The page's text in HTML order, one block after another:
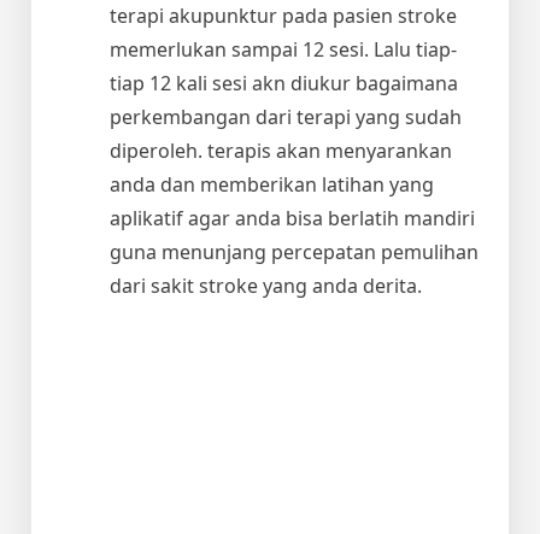
terapi akupunktur pada pasien stroke
memerlukan sampai 12 sesi. Lalu tiap-
tiap 12 kali sesi akn diukur bagaimana
perkembangan dari terapi yang sudah
diperoleh. terapis akan menyarankan
anda dan memberikan latihan yang
aplikatif agar anda bisa berlatih mandiri
guna menunjang percepatan pemulihan
dari sakit stroke yang anda derita.